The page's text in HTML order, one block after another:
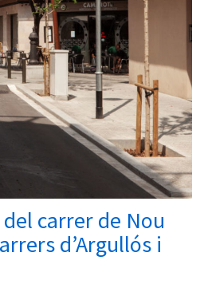
carrer de Nou
d’Argullós i